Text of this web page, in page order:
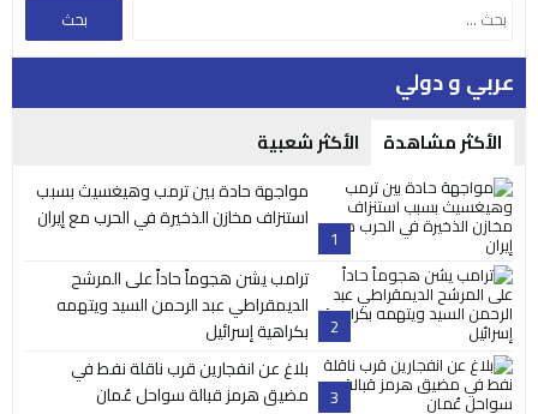
عربي و دولي
الأكثر مشاهدة الأكثر شعبية
1
مواجهة حادة بين ترمب وهيغسيث بسبب
استنزاف مخازن الذخيرة في الحرب مع إيران
2
ترامب يشن هجوماً حاداً على المرشح
الديمقراطي عبد الرحمن السيد ويتهمه
بكراهية إسرائيل
3
بلاغ عن انفجارين قرب ناقلة نفط في
مضيق هرمز قبالة سواحل عُمان